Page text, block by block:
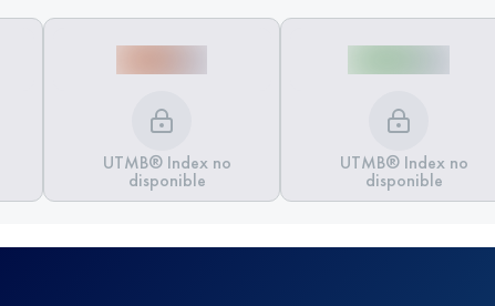
UTMB® Index no
disponible
UTMB® Index no
disponible